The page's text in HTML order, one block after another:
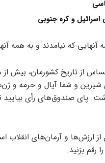
و کره جنوبی
آنهایی که نیامدند و به همه
حساس از تاریخ کشورمان، بیش
شیرین و شما آیال و حرمه و
پای صندوق‌های رأی بیایید
و آرمان‌های انقلاب
رقم بزنید.